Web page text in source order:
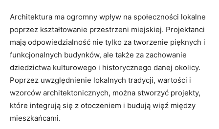
Architektura ma ​ogromny‌ wpływ na społeczności​ lokalne⁣
poprzez⁤ kształtowanie przestrzeni miejskiej. Projektanci
‌mają odpowiedzialność nie ⁣tylko za tworzenie pięknych i⁤
funkcjonalnych budynków, ⁢ale także za​ zachowanie
dziedzictwa kulturowego i historycznego danej‍ okolicy.
⁢Poprzez uwzględnienie lokalnych tradycji, wartości i
wzorców architektonicznych,⁣ można⁣ stworzyć projekty,
⁢które integrują się z otoczeniem i budują⁢ więź między
mieszkańcami.